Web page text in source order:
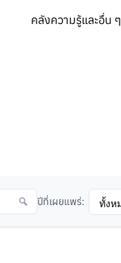
คลังความรู้และอื่น ๆ
ปีที่เผยแพร่: